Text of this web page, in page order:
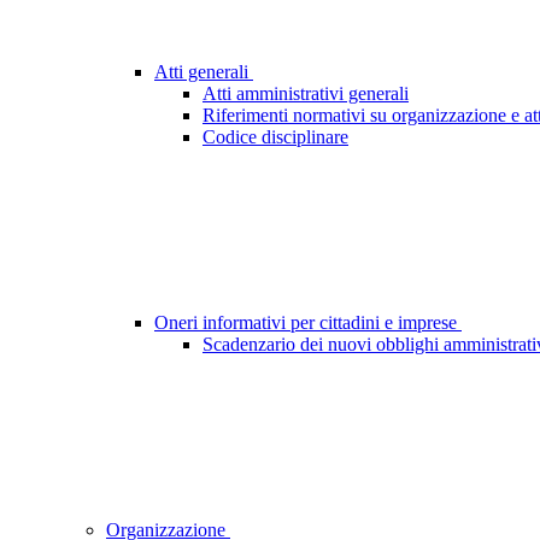
Atti generali
Atti amministrativi generali
Riferimenti normativi su organizzazione e
Codice disciplinare
Oneri informativi per cittadini e imprese
Scadenzario dei nuovi obblighi
Organizzazione